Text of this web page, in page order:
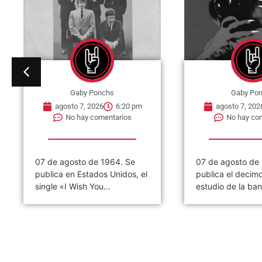
Gaby Ponchs
agosto 7, 2026
6:20 pm
No hay comentarios
07 de agosto de 1964. Se
publica en Estados Unidos, el
single «I Wish You...
Gaby
agosto 7,
No hay
07 de agosto de
publica el
estudio de la